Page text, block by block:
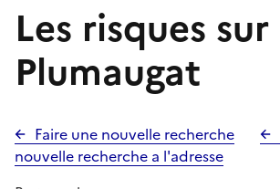
Les risques sur
Plumaugat
Faire une nouvelle recherche
nouvelle recherche a l'adresse